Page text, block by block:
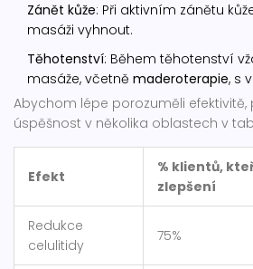
Zánět kůže: Při aktivním zánětu
masáži vyhnout.
Těhotenství: Během těhotenství
masáže, včetně maderoterapie, s
Abychom lépe porozuměli
úspěšnost v několika oblastech v
Efekt
% klientů,
zlepšení
Redukce
celulitidy
75%